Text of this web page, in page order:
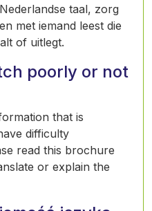
taal, zorg
met iemand leest die
of uitlegt.
poorly or not
that is
difficulty
read this brochure
or explain the